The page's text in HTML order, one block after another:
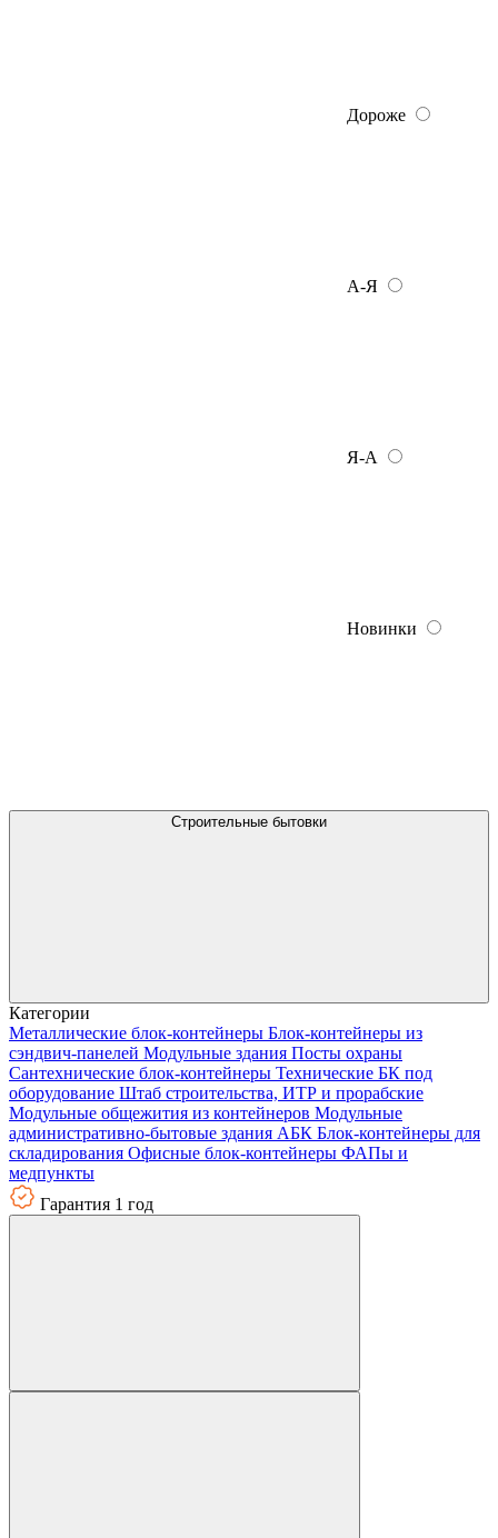
Дороже
А-Я
Я-А
Новинки
Строительные бытовки
Категории
Металлические блок-контейнеры Блок-контейнеры из
сэндвич-панелей Модульные здания Посты охраны
Сантехнические блок-контейнеры Технические БК под
оборудование Штаб строительства, ИТР и прорабские
Модульные общежития из контейнеров Модульные
административно-бытовые здания АБК Блок-контейнеры для
складирования Офисные блок-контейнеры ФАПы и
медпункты
Гарантия 1 год